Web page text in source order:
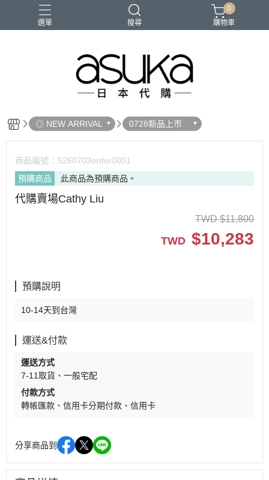
選單 搜尋
0
購物車
◎ NEW ARRIVAL 0728新品上市
商品編號： S260703order0001
預購商品
此商品為預購商品。
代購賣場Cathy Liu
TWD $11,800
TWD $10,283
預購說明
10-14天到台灣
運送&付款
運送方式
7-11取貨
一般宅配
付款方式
轉帳匯款
信用卡分期付款 信用卡
分享商品到